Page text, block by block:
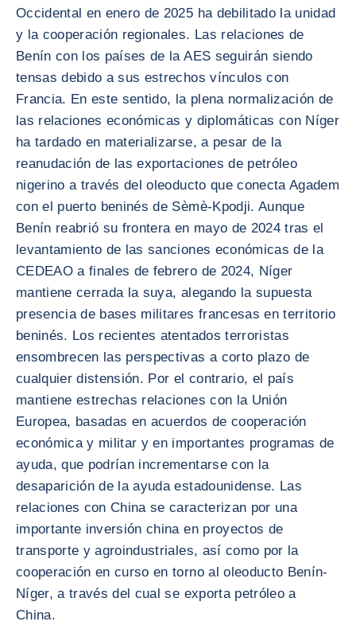
Occidental en enero de 2025 ha debilitado la unidad
y la cooperación regionales. Las relaciones de
Benín con los países de la AES seguirán siendo
tensas debido a sus estrechos vínculos con
Francia. En este sentido, la plena normalización de
las relaciones económicas y diplomáticas con Níger
ha tardado en materializarse, a pesar de la
reanudación de las exportaciones de petróleo
nigerino a través del oleoducto que conecta Agadem
con el puerto beninés de Sèmè-Kpodji. Aunque
Benín reabrió su frontera en mayo de 2024 tras el
levantamiento de las sanciones económicas de la
CEDEAO a finales de febrero de 2024, Níger
mantiene cerrada la suya, alegando la supuesta
presencia de bases militares francesas en territorio
beninés. Los recientes atentados terroristas
ensombrecen las perspectivas a corto plazo de
cualquier distensión. Por el contrario, el país
mantiene estrechas relaciones con la Unión
Europea, basadas en acuerdos de cooperación
económica y militar y en importantes programas de
ayuda, que podrían incrementarse con la
desaparición de la ayuda estadounidense. Las
relaciones con China se caracterizan por una
importante inversión china en proyectos de
transporte y agroindustriales, así como por la
cooperación en curso en torno al oleoducto Benín-
Níger, a través del cual se exporta petróleo a
China.